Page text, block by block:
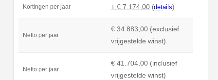
Kortingen per jaar + € 7.174,00 (details)
Netto per jaar
€ 34.883,00 (exclusief
vrijgestelde winst)
Netto per jaar
€ 41.704,00 (inclusief
vrijgestelde winst)